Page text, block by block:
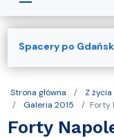
Strona główna Z życia
Galeria 2015
Forty
Forty
Spacery po